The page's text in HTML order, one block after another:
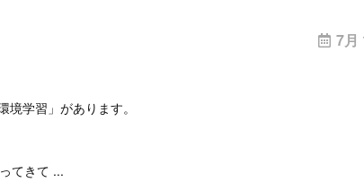
7月
学習」があります。
てきて ...